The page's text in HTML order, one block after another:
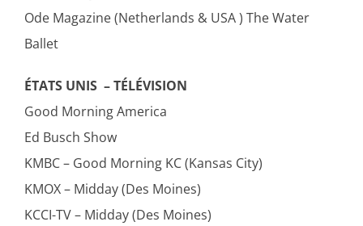
Ode Magazine (Netherlands & USA ) The Water
Ballet
ÉTATS UNIS – TÉLÉVISION
Good Morning America
Ed Busch Show
KMBC – Good Morning KC (Kansas City)
KMOX – Midday (Des Moines)
KCCI-TV – Midday (Des Moines)